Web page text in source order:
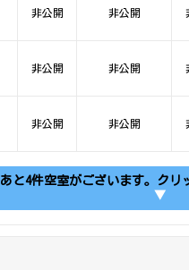
非公開 非公開
非公開 非公開
非公開 非公開
あと4件空室がございます。クリ
▼